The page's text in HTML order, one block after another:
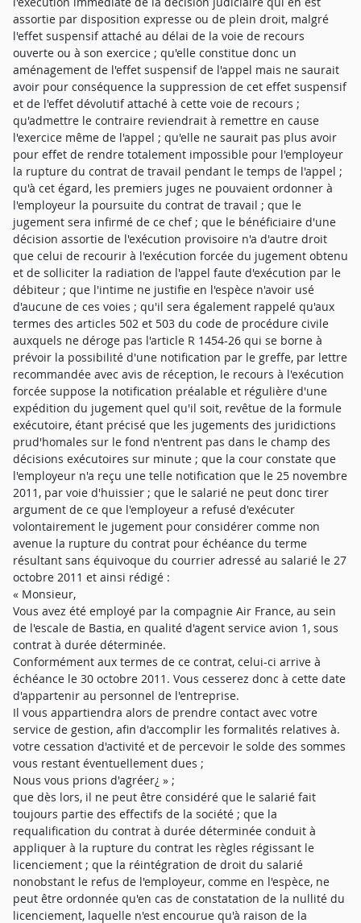
assortie par disposition expresse ou de plein droit, malgré
l'effet suspensif attaché au délai de la voie de recours
ouverte ou à son exercice ; qu'elle constitue donc un
aménagement de l'effet suspensif de l'appel mais ne saurait
avoir pour conséquence la suppression de cet effet suspensif
et de l'effet dévolutif attaché à cette voie de recours ;
qu'admettre le contraire reviendrait à remettre en cause
l'exercice même de l'appel ; qu'elle ne saurait pas plus avoir
pour effet de rendre totalement impossible pour l'employeur
la rupture du contrat de travail pendant le temps de l'appel ;
qu'à cet égard, les premiers juges ne pouvaient ordonner à
l'employeur la poursuite du contrat de travail ; que le
jugement sera infirmé de ce chef ; que le bénéficiaire d'une
décision assortie de l'exécution provisoire n'a d'autre droit
que celui de recourir à l'exécution forcée du jugement obtenu
et de solliciter la radiation de l'appel faute d'exécution par le
débiteur ; que l'intime ne justifie en l'espèce n'avoir usé
d'aucune de ces voies ; qu'il sera également rappelé qu'aux
termes des articles 502 et 503 du code de procédure civile
auxquels ne déroge pas l'article R 1454-26 qui se borne à
prévoir la possibilité d'une notification par le greffe, par lettre
recommandée avec avis de réception, le recours à l'exécution
forcée suppose la notification préalable et régulière d'une
expédition du jugement quel qu'il soit, revêtue de la formule
exécutoire, étant précisé que les jugements des juridictions
prud'homales sur le fond n'entrent pas dans le champ des
décisions exécutoires sur minute ; que la cour constate que
l'employeur n'a reçu une telle notification que le 25 novembre
2011, par voie d'huissier ; que le salarié ne peut donc tirer
argument de ce que l'employeur a refusé d'exécuter
volontairement le jugement pour considérer comme non
avenue la rupture du contrat pour échéance du terme
résultant sans équivoque du courrier adressé au salarié le 27
octobre 2011 et ainsi rédigé :
« Monsieur,
Vous avez été employé par la compagnie Air France, au sein
de l'escale de Bastia, en qualité d'agent service avion 1, sous
contrat à durée déterminée.
Conformément aux termes de ce contrat, celui-ci arrive à
échéance le 30 octobre 2011. Vous cesserez donc à cette date
d'appartenir au personnel de l'entreprise.
Il vous appartiendra alors de prendre contact avec votre
service de gestion, afin d'accomplir les formalités relatives à.
votre cessation d'activité et de percevoir le solde des sommes
vous restant éventuellement dues ;
Nous vous prions d'agréer¿ » ;
que dès lors, il ne peut être considéré que le salarié fait
toujours partie des effectifs de la société ; que la
requalification du contrat à durée déterminée conduit à
appliquer à la rupture du contrat les règles régissant le
licenciement ; que la réintégration de droit du salarié
nonobstant le refus de l'employeur, comme en l'espèce, ne
peut être ordonnée qu'en cas de constatation de la nullité du
licenciement, laquelle n'est encourue qu'à raison de la